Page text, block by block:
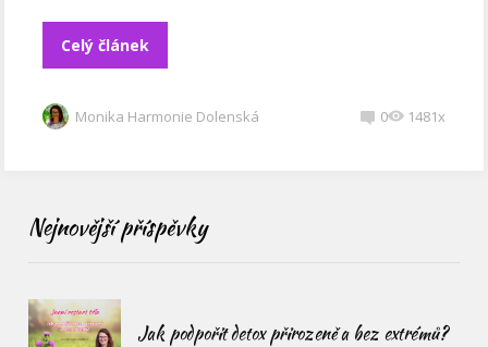
Celý článek
Monika Harmonie Dolenská 0 1481x
Nejnovější příspěvky
Jak podpořit detox přirozeně a bez extrémů?